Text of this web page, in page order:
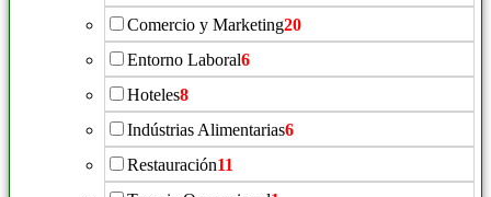
Comercio y Marketing20
Entorno Laboral6
Hoteles8
Indústrias Alimentarias6
Restauración11